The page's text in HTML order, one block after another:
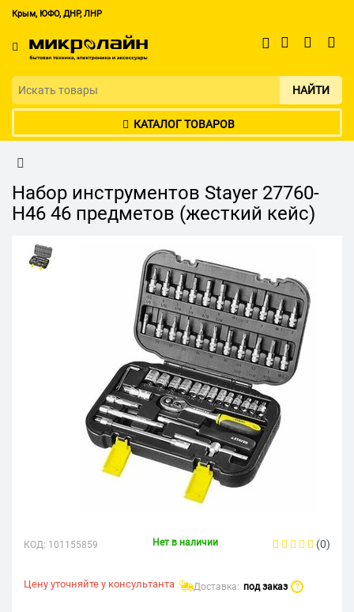
Крым, ЮФО, ДНР, ЛНР
НАЙТИ
КАТАЛОГ ТОВАРОВ
Набор инструментов Stayer 27760-
H46 46 предметов (жесткий кейс)
КОД: 101155859 Нет в наличии (0)
Цену уточняйте у консультанта Доставка: под заказ ?